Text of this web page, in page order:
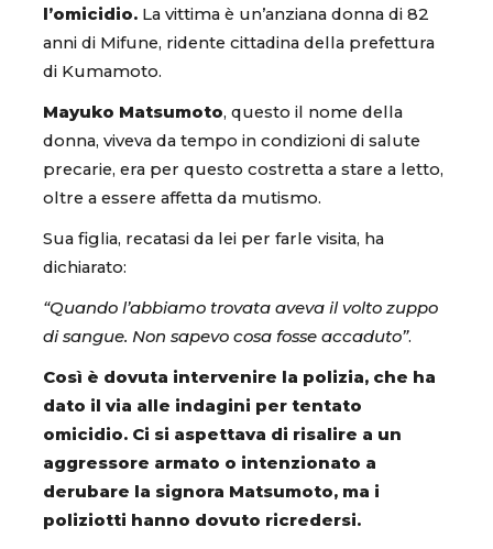
l’omicidio. La vittima è un’anziana donna di 82
anni di Mifune, ridente cittadina della prefettura
di Kumamoto.
Mayuko Matsumoto, questo il nome della
donna, viveva da tempo in condizioni di salute
precarie, era per questo costretta a stare a letto,
oltre a essere affetta da mutismo.
Sua figlia, recatasi da lei per farle visita, ha
dichiarato:
“Quando l’abbiamo trovata aveva il volto zuppo
di sangue. Non sapevo cosa fosse accaduto”.
Così è dovuta intervenire la polizia, che ha
dato il via alle indagini per tentato
omicidio. Ci si aspettava di risalire a un
aggressore armato o intenzionato a
derubare la signora Matsumoto, ma i
poliziotti hanno dovuto ricredersi.